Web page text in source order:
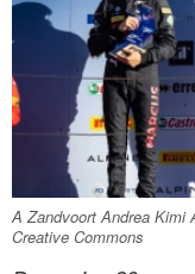
A Zandvoort Andrea Kimi
Creative Commons